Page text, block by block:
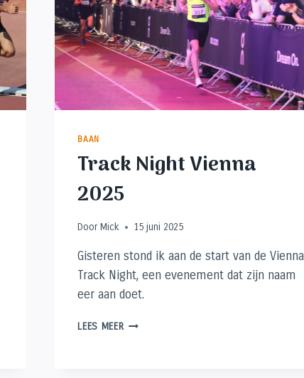
BAAN
Track Night Vienna
2025
Door Mick 15 juni 2025
Gisteren stond ik aan de start van de Vienna
Track Night, een evenement dat zijn naam
eer aan doet.
LEES MEERTRACK